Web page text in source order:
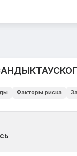
Факторы риска